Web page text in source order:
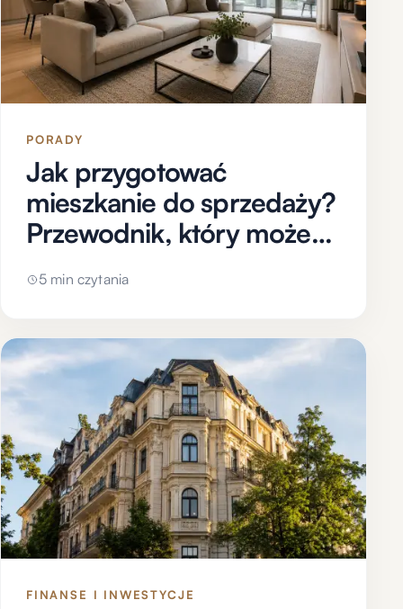
PORADY
Jak przygotować
mieszkanie do sprzedaży?
Przewodnik, który może
korzystniej
5 min czytania
FINANSE I INWESTYCJE